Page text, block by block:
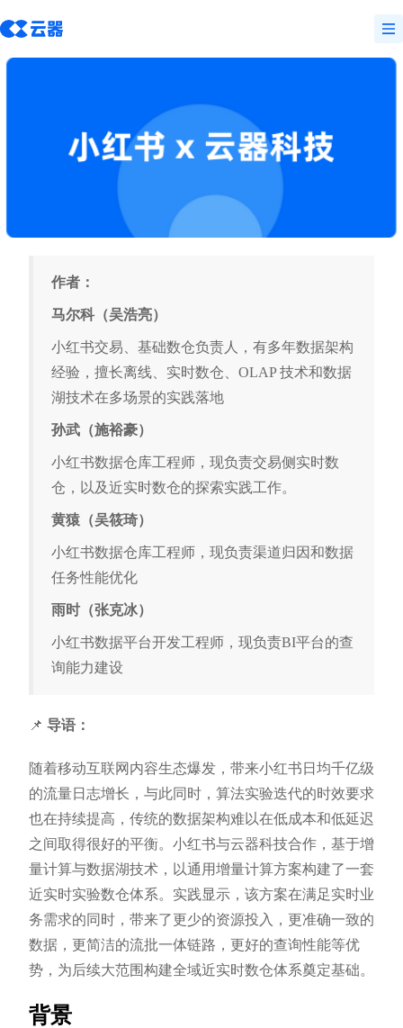
作者：
马尔科（吴浩亮）
小红书交易、基础数仓负责人，有多年数据架构
经验，擅长离线、实时数仓、OLAP 技术和数据
湖技术在多场景的实践落地
孙武（施裕豪）
小红书数据仓库工程师，现负责交易侧实时数
仓，以及近实时数仓的探索实践工作。
黄猿（吴筱琦）
小红书数据仓库工程师，现负责渠道归因和数据
任务性能优化
雨时（张克冰）
小红书数据平台开发工程师，现负责BI平台的查
询能力建设
📌 导语：
随着移动互联网内容生态爆发，带来小红书日均千亿级
的流量日志增长，与此同时，算法实验迭代的时效要求
也在持续提高，传统的数据架构难以在低成本和低延迟
之间取得很好的平衡。小红书与云器科技合作，基于增
量计算与数据湖技术，以通用增量计算方案构建了一套
近实时实验数仓体系。实践显示，该方案在满足实时业
务需求的同时，带来了更少的资源投入，更准确一致的
数据，更简洁的流批一体链路，更好的查询性能等优
势，为后续大范围构建全域近实时数仓体系奠定基础。
背景